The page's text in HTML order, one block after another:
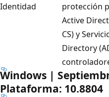
Identidad
protección
Active
CS) y
Directory
Windows |
Plataforma: 10.8804